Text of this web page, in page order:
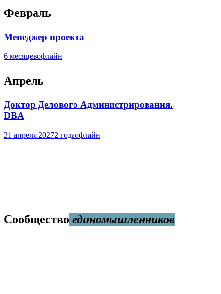
Февраль
Менеджер проекта
6 месяцевофлайн
Апрель
Доктор Делового Администрирования.
DBA
21 апреля 20272 годаофлайн
Сообщество единомышленников